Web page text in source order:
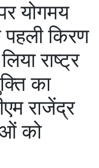
योगमय
पहली किरण
राष्ट्र
का
राजेंद्र
को